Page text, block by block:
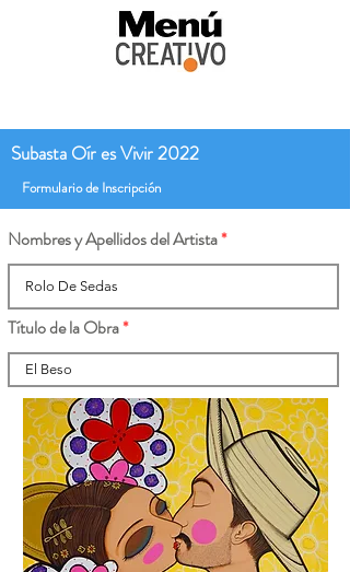
Subasta Oír es Vivir 2022
Formulario de Inscripción
Nombres y Apellidos del Artista
Título de la Obra